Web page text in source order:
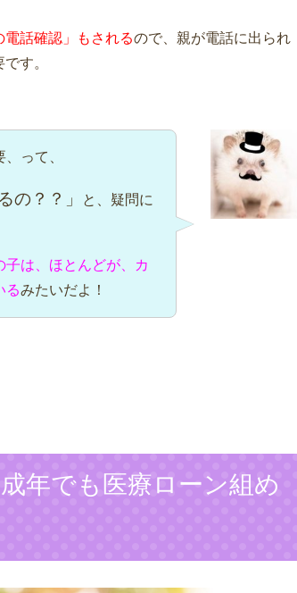
電話確認」もされるので、親が電話に出られ
す。
って、
の？？」
と、疑問に
子は、ほとんどが、カ
るみたいだよ！
年でも医療ローン組め